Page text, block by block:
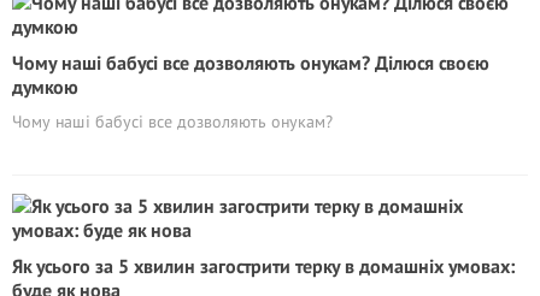
Чому наші бабусі все дозволяють онукам? Ділюся своєю
думкою
Чому наші бабусі все дозволяють онукам?
Як усього за 5 хвилин загострити терку в домашніх умовах:
буде як нова